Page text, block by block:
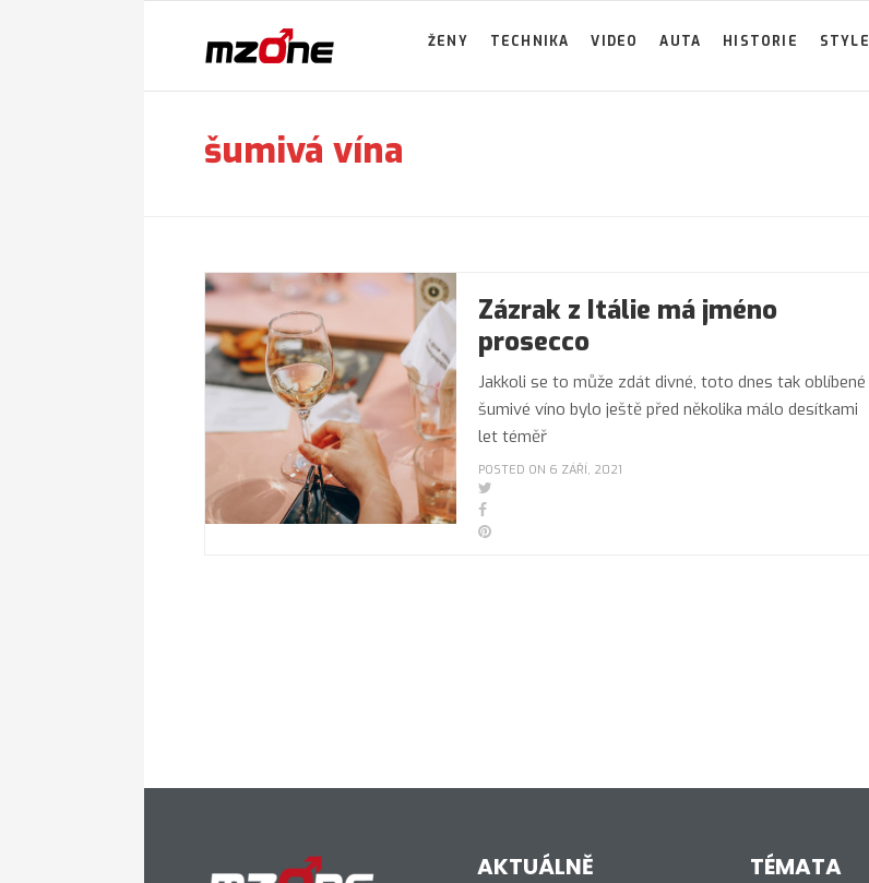
ŽENY TECHNIKA VIDEO AUTA HISTORIE STYLE
šumivá vína
Zázrak z Itálie má jméno
prosecco
Jakkoli se to může zdát divné, toto dnes tak oblíbené
šumivé víno bylo ještě před několika málo desítkami
let téměř
POSTED ON 6 ZÁŘÍ, 2021
AKTUÁLNĚ TÉMATA